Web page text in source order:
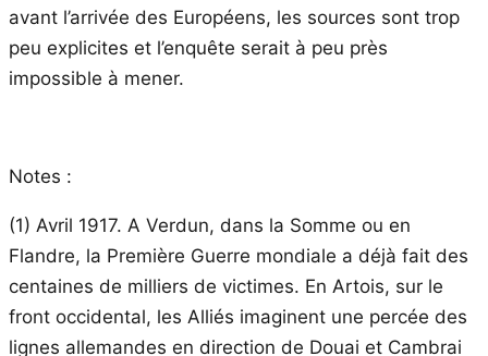
avant l’arrivée des Européens, les sources sont trop
peu explicites et l’enquête serait à peu près
impossible à mener.
Notes :
(1) Avril 1917. A Verdun, dans la Somme ou en
Flandre, la Première Guerre mondiale a déjà fait des
centaines de milliers de victimes. En Artois, sur le
front occidental, les Alliés imaginent une percée des
lignes allemandes en direction de Douai et Cambrai